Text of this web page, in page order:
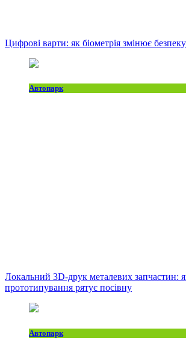
Цифрові варти: як біометрія змінює
Автопарк
Локальний 3D-друк металевих запчастин:
прототипування рятує посівну
Автопарк